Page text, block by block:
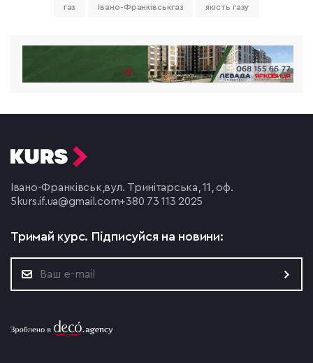
газ Івано-Франківськгаз якість газу
Івано-Франківськ,вул. Тринітарська, 11, оф.
5 kurs.if.ua@gmail.com+380 73 113 2025
Тримай курс. Підписуйся на новини: